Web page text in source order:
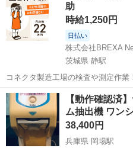
助
時給1,250円
日払い
株式会社BREXA
茨城県 静駅
コネクタ製造工場の検査や測定作
日128日★クリーンルーム内作業★
★就業先食堂利用可！日払い制度あり
工場のお仕事 ◇コネクタ製造工...
茨城 常陸大宮市 静駅
【動作確認済
ム抽出機 ワン
38,400円
兵庫県 岡場駅